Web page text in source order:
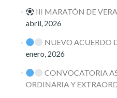
III MARATÓN DE
abril, 2026
NUEVO ACUERDO
enero, 2026
CONVOCATORIA
ORDINARIA Y